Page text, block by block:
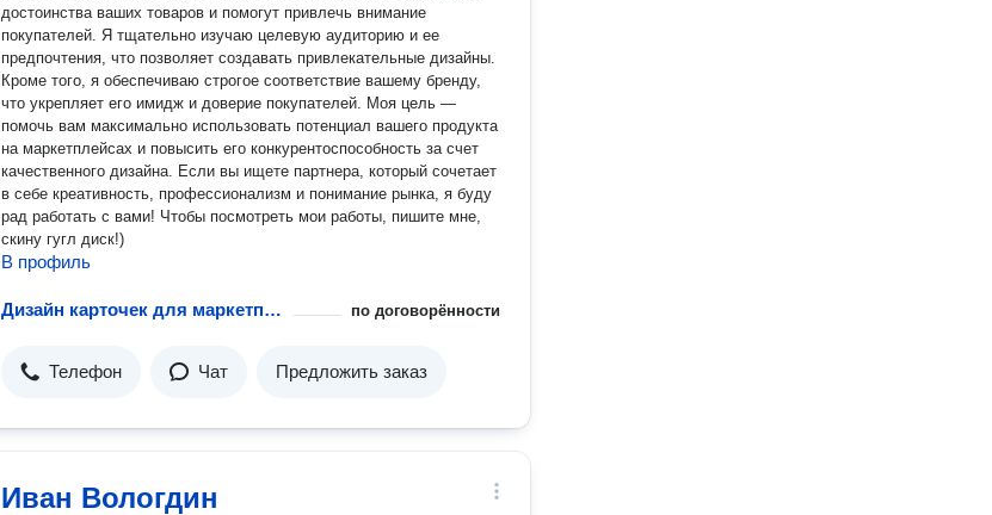
достоинства ваших товаров и помогут привлечь внимание
покупателей. Я тщательно изучаю целевую аудиторию и ее
предпочтения, что позволяет создавать привлекательные дизайны.
Кроме того, я обеспечиваю строгое соответствие вашему бренду,
что укрепляет его имидж и доверие покупателей. Моя цель —
помочь вам максимально использовать потенциал вашего продукта
на маркетплейсах и повысить его конкурентоспособность за счет
качественного дизайна. Если вы ищете партнера, который сочетает
в себе креативность, профессионализм и понимание рынка, я буду
рад работать с вами! Чтобы посмотреть мои работы, пишите мне,
скину гугл диск!)
В профиль
Дизайн карточек для маркетплейсов по договорённости
Телефон Чат Предложить заказ
Иван Вологдин